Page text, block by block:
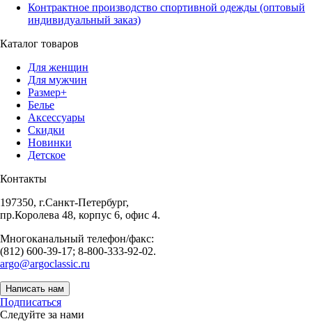
Контрактное производство спортивной одежды (оптовый
индивидуальный заказ)
Каталог товаров
Для женщин
Для мужчин
Размер+
Белье
Аксессуары
Скидки
Новинки
Детское
Контакты
197350, г.Санкт-Петербург,
пр.Королева 48, корпус 6, офис 4.
Многоканальный телефон/факс:
(812) 600-39-17; 8-800-333-92-02.
argo@argoclassic.ru
Написать нам
Подписаться
Следуйте за нами